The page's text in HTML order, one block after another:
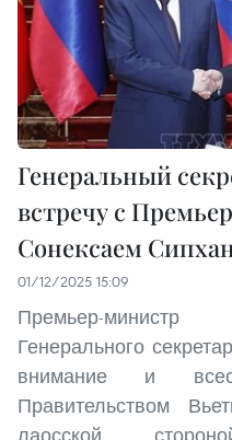
Генеральный
встречу с
Сонексаем
01/12/2025 15:09
Премьер-министр
Генерального
внимание и
Правительством